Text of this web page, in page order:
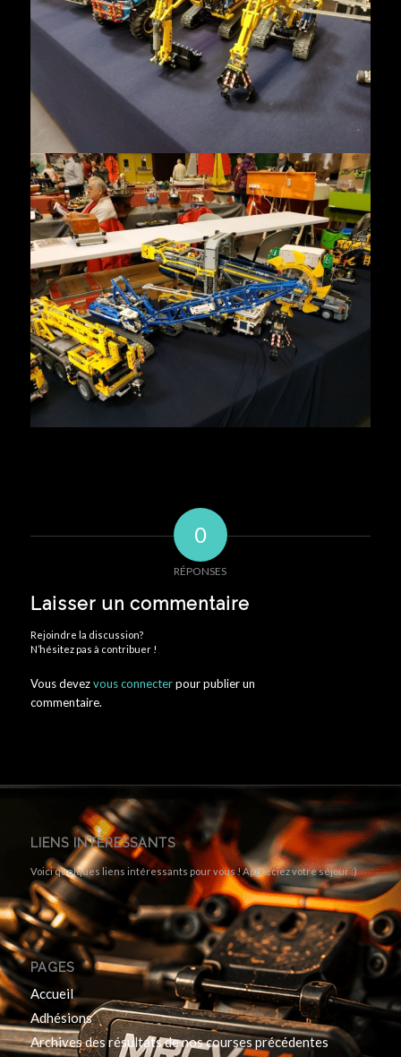
0
RÉPONSES
Laisser un commentaire
Rejoindre la discussion?
N’hésitez pas à contribuer !
Vous devezvous connecterpour publier un
commentaire.
LIENS INTÉRESSANTS
Voici quelques liens intéressants pour vous ! Appréciez votre séjour :)
PAGES
Accueil
Adhésions
Archives des résultats de nos courses précédentes